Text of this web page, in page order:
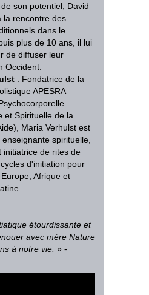
son potentiel, David
la rencontre des
dans le
plus de 10 ans, il lui
de diffuser leur
Occident.
: Fondatrice de la
APESRA
et Spirituelle de la
Maria Verhulst est
spirituelle,
initiatrice de rites de
d'initiation pour
Afrique et
étourdissante et
avec mère Nature
à notre vie. » -